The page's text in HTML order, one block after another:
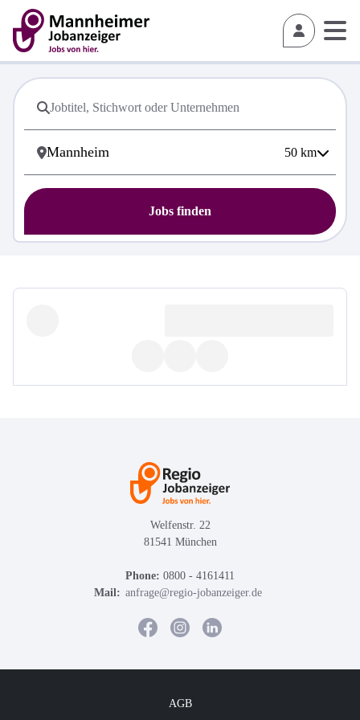
50 km
Jobs finden
Welfenstr. 22
81541 München
Phone: 0800 - 4161411
Mail: anfrage@regio-jobanzeiger.de
AGB